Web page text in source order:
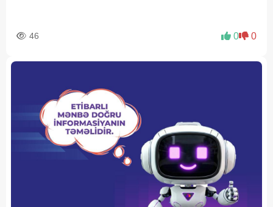
46 0 0